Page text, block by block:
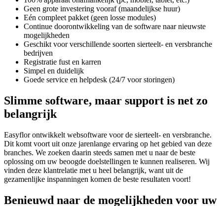
Geen grote investering vooraf (maandelijkse huur)
Eén compleet pakket (geen losse modules)
Continue doorontwikkeling van de software naar nieuwste
mogelijkheden
Geschikt voor verschillende soorten sierteelt- en versbranche
bedrijven
Registratie fust en karren
Simpel en duidelijk
Goede service en helpdesk (24/7 voor storingen)
Slimme software, maar support is net zo
belangrijk
Easyflor ontwikkelt websoftware voor de sierteelt- en versbranche.
Dit komt voort uit onze jarenlange ervaring op het gebied van deze
branches. We zoeken daarin steeds samen met u naar de beste
oplossing om uw beoogde doelstellingen te kunnen realiseren. Wij
vinden deze klantrelatie met u heel belangrijk, want uit de
gezamenlijke inspanningen komen de beste resultaten voort!
Benieuwd naar de mogelijkheden voor uw